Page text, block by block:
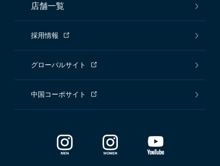
店舗一覧
採用情報
グローバルサイト
中国コーポサイト